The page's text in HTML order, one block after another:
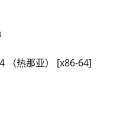
（热那亚） [x86-64]